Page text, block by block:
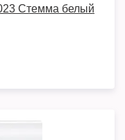
Стемма белый